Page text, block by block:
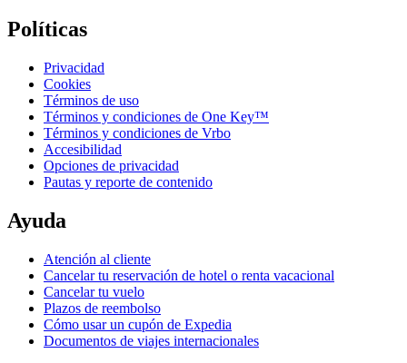
Políticas
Privacidad
Cookies
Términos de uso
Términos y condiciones de One Key™
Términos y condiciones de Vrbo
Accesibilidad
Opciones de privacidad
Pautas y reporte de contenido
Ayuda
Atención al cliente
Cancelar tu reservación de hotel o renta vacacional
Cancelar tu vuelo
Plazos de reembolso
Cómo usar un cupón de Expedia
Documentos de viajes internacionales